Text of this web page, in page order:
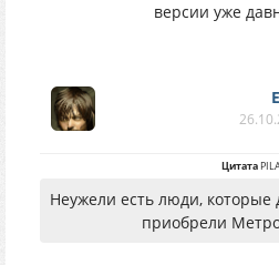
версии уже
Цитата
Неужели есть люди, которые
приобрели